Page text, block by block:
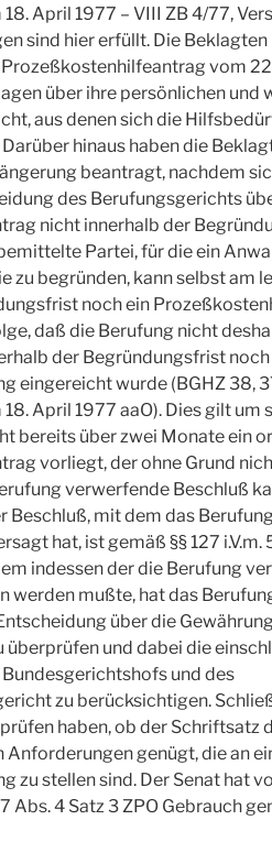
April 1977 – VIII ZB 4/77,
sind hier erfüllt. Die Beklagten
vom
über ihre persönlichen und
aus denen sich die
Darüber hinaus haben die
beantragt, nachdem
des Berufungsgerichts
nicht innerhalb der
Partei, für die ein
zu begründen, kann selbst am
noch ein
daß die Berufung nicht
der Begründungsfrist
eingereicht wurde (BGHZ 38,
April 1977 aaO). Dies gilt um
bereits über zwei Monate ein
vorliegt, der ohne Grund
verwerfende Beschluß
Beschluß, mit dem das
hat, ist gemäß §§ 127 i.V.m.
indessen der die Berufung
werden mußte, hat das
über die
überprüfen und dabei die
und des
zu berücksichtigen.
haben, ob der Schriftsatz
genügt, die an
zu stellen sind. Der Senat hat
Abs. 4 Satz 3 ZPO Gebrauch